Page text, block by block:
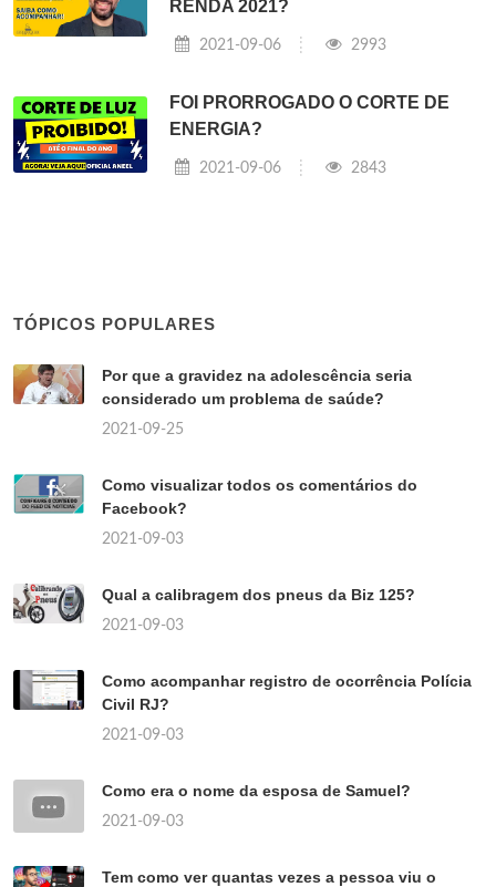
RENDA 2021?
2021-09-06 2993
FOI PRORROGADO O CORTE DE
ENERGIA?
2021-09-06 2843
TÓPICOS POPULARES
Por que a gravidez na adolescência seria
considerado um problema de saúde?
2021-09-25
Como visualizar todos os comentários do
Facebook?
2021-09-03
Qual a calibragem dos pneus da Biz 125?
2021-09-03
Como acompanhar registro de ocorrência Polícia
Civil RJ?
2021-09-03
Como era o nome da esposa de Samuel?
2021-09-03
Tem como ver quantas vezes a pessoa viu o